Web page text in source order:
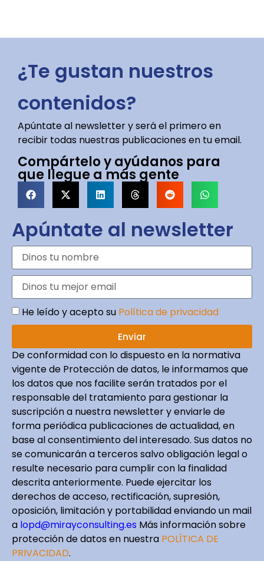
¿Te gustan nuestros
contenidos?
Apúntate al newsletter y será el primero en
recibir todas nuestras publicaciones en tu email.
Compártelo y ayúdanos para
que llegue a más gente
Apúntate al newsletter
He leído y acepto su Política de privacidad
Enviar
De conformidad con lo dispuesto en la normativa
vigente de Protección de datos, le informamos que
los datos que nos facilite serán tratados por el
responsable del tratamiento para gestionar la
suscripción a nuestra newsletter y enviarle de
forma periódica publicaciones de actualidad, en
base al consentimiento del interesado. Sus datos no
se comunicarán a terceros salvo obligación legal o
resulte necesario para cumplir con la finalidad
descrita anteriormente. Puede ejercitar los
derechos de acceso, rectificación, supresión,
oposición, limitación y portabilidad enviando un mail
a lopd@mirayconsulting.es Más información sobre
protección de datos en nuestra POLÍTICA DE
PRIVACIDAD.